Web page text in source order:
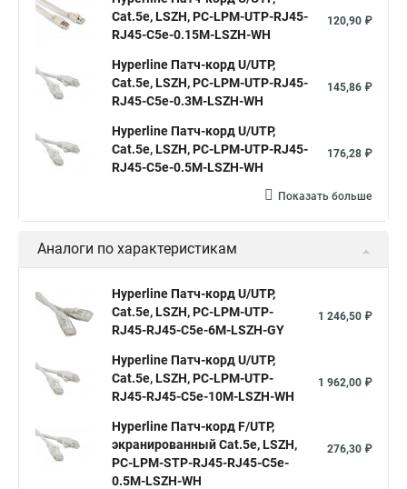
Cat.5е, LSZH, PC-LPM-UTP-RJ45-
RJ45-C5e-0.15M-LSZH-WH
120,90 ₽
Hyperline Патч-корд U/UTP,
Cat.5е, LSZH, PC-LPM-UTP-RJ45-
RJ45-C5e-0.3M-LSZH-WH
145,86 ₽
Hyperline Патч-корд U/UTP,
Cat.5e, LSZH, PC-LPM-UTP-RJ45-
RJ45-C5e-0.5M-LSZH-WH
176,28 ₽
Показать больше
Аналоги по характеристикам
Hyperline Патч-корд U/UTP,
Cat.5e, LSZH, PC-LPM-UTP-
RJ45-RJ45-C5e-6M-LSZH-GY
1 246,50 ₽
Hyperline Патч-корд U/UTP,
Cat.5e, LSZH, PC-LPM-UTP-
RJ45-RJ45-C5e-10M-LSZH-WH
1 962,00 ₽
Hyperline Патч-корд F/UTP,
экранированный Cat.5e, LSZH,
PC-LPM-STP-RJ45-RJ45-C5e-
0.5M-LSZH-WH
276,30 ₽